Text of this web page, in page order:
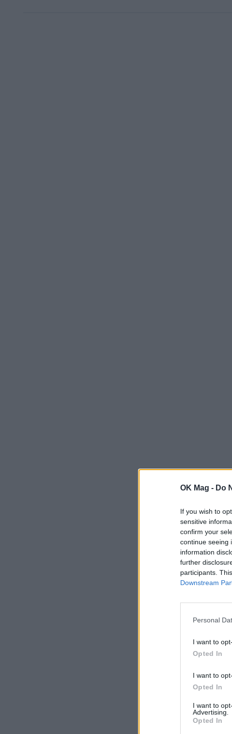
OK Mag - Do
If you wish to
sensitive
confirm your
continue seeing
information
further
participants.
Downstream
Personal
I want to
Opted In
I want to
Opted In
I want to
Advertising.
Opted In